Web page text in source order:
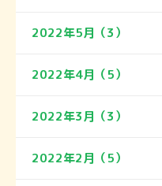
2022年5月（3）
2022年4月（5）
2022年3月（3）
2022年2月（5）